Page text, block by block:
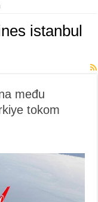
istanbul
među
tokom